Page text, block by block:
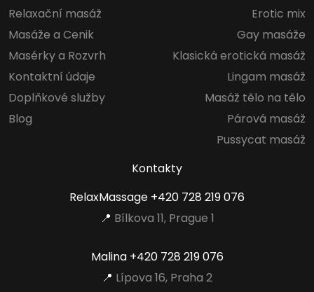
Relaxační masáž
Masáže a Cenik
Masérky a Rozvrh
Kontaktní údaje
Doplňkové služby
Blog
Erotic mix
Gay masáže
Klasická erotická masáž
Lingam masáž
Masáž tělo na tělo
Párová masáž
Pussycat masáž
Kontakty
RelaxMassage +420 728 219 076
📍 Bílkova 11, Prague 1
Malina +420 728 219 076
📍 Lípova 16, Praha 2